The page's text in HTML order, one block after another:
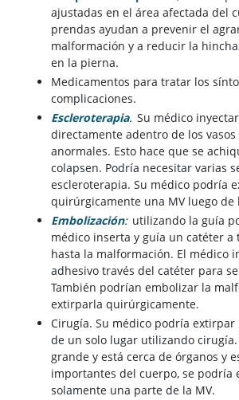
ajustadas en el área afectada del
prendas ayudan a prevenir el
malformación y a reducir la
en la pierna.
Medicamentos para tratar los
complicaciones.
Escleroterapia. Su médico
directamente adentro de los vasos
anormales. Esto hace que se
colapsen. Podría necesitar varias
escleroterapia. Su médico podría
quirúrgicamente una MV luego de
Embolización: utilizando la guía
médico inserta y guía un catéter a
hasta la malformación. El médico
adhesivo través del catéter para
También podrían embolizar la
extirparla quirúrgicamente.
Cirugía. Su médico podría extirpar
de un solo lugar utilizando cirugía.
grande y está cerca de órganos y
importantes del cuerpo, se podría
solamente una parte de la MV.